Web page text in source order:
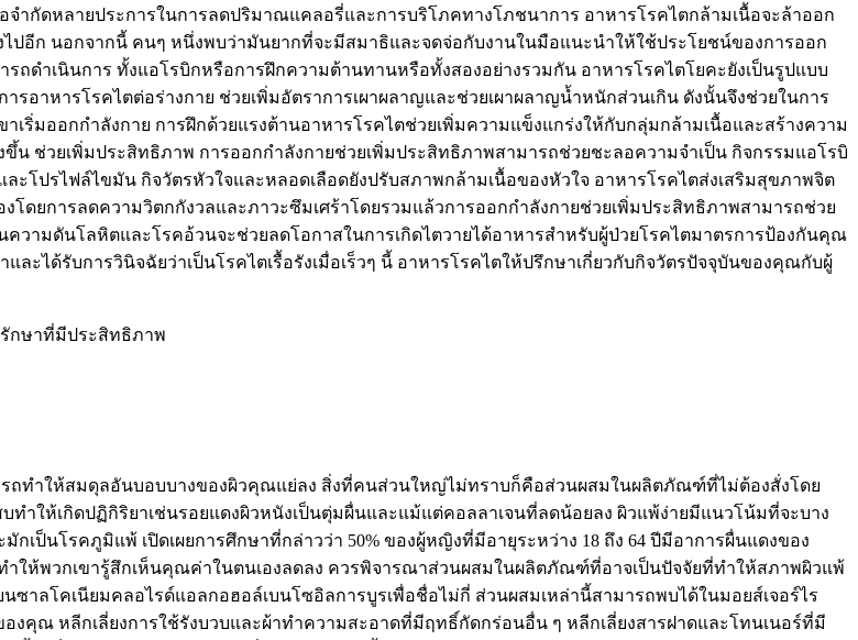
จำกัดหลายประการในการลดปริมาณแคลอรี่และการบริโภคทางโภชนาการ อาหารโรคไตกล้ามเนื้อจะล้าออก
ปอีก นอกจากนี้ คนๆ หนึ่งพบว่ามันยากที่จะมีสมาธิและจดจ่อกับงานในมือแนะนำให้ใช้ประโยชน์ของการออก
ถดำเนินการ ทั้งแอโรบิกหรือการฝึกความต้านทานหรือทั้งสองอย่างรวมกัน อาหารโรคไตโยคะยังเป็นรูปแบบ
อาหารโรคไตต่อร่างกาย ช่วยเพิ่มอัตราการเผาผลาญและช่วยเผาผลาญน้ำหนักส่วนเกิน ดังนั้นจึงช่วยในการ
เริ่มออกกำลังกาย การฝึกด้วยแรงต้านอาหารโรคไตช่วยเพิ่มความแข็งแกร่งให้กับกลุ่มกล้ามเนื้อและสร้างความ
ช่วยเพิ่มประสิทธิภาพ การออกกำลังกายช่วยเพิ่มประสิทธิภาพสามารถช่วยชะลอความจำเป็น กิจกรรมแอโรบิ
โปรไฟล์ไขมัน กิจวัตรหัวใจและหลอดเลือดยังปรับสภาพกล้ามเนื้อของหัวใจ อาหารโรคไตส่งเสริมสุขภาพจิต
ดยการลดความวิตกกังวลและภาวะซึมเศร้าโดยรวมแล้วการออกกำลังกายช่วยเพิ่มประสิทธิภาพสามารถช่วย
วามดันโลหิตและโรคอ้วนจะช่วยลดโอกาสในการเกิดไตวายได้อาหารสำหรับผู้ป่วยโรคไตมาตรการป้องกันคุณ
ะได้รับการวินิจฉัยว่าเป็นโรคไตเรื้อรังเมื่อเร็วๆ นี้ อาหารโรคไตให้ปรึกษาเกี่ยวกับกิจวัตรปัจจุบันของคุณกับผู้
กษาที่มีประสิทธิภาพ
รถทำให้สมดุลอันบอบบางของผิวคุณแย่ลง สิ่งที่คนส่วนใหญ่ไม่ทราบก็คือส่วนผสมในผลิตภัณฑ์ที่ไม่ต้องสั่งโดย
ำให้เกิดปฏิกิริยาเช่นรอยแดงผิวหนังเป็นตุ่มผื่นและแม้แต่คอลลาเจนที่ลดน้อยลง ผิวแพ้ง่ายมีแนวโน้มที่จะบาง
ป็นโรคภูมิแพ้ เปิดเผยการศึกษาที่กล่าวว่า 50% ของผู้หญิงที่มีอายุระหว่าง 18 ถึง 64 ปีมีอาการผื่นแดงของ
ให้พวกเขารู้สึกเห็นคุณค่าในตนเองลดลง ควรพิจารณาส่วนผสมในผลิตภัณฑ์ที่อาจเป็นปัจจัยที่ทำให้สภาพผิวแพ้
าลโคเนียมคลอไรด์แอลกอฮอล์เบนโซอิลการบูรเพื่อชื่อไม่กี่ ส่วนผสมเหล่านี้สามารถพบได้ในมอยส์เจอร์ไร
งคุณ หลีกเลี่ยงการใช้รังบวบและผ้าทำความสะอาดที่มีฤทธิ์กัดกร่อนอื่น ๆ หลีกเลี่ยงสารฝาดและโทนเนอร์ที่มี